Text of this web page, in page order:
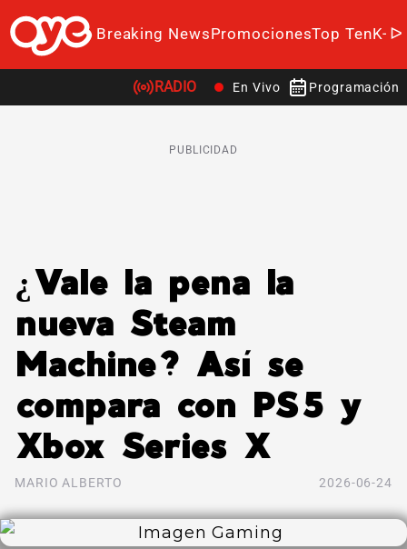
Breaking NewsPromocionesTop TenK-
RADIO En Vivo Programación
PUBLICIDAD
¿Vale la pena la
nueva Steam
Machine? Así se
compara con PS5 y
Xbox Series X
MARIO ALBERTO 2026-06-24